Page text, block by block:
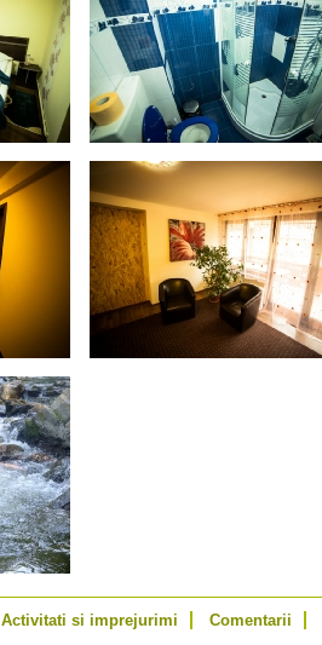
Activitati si imprejurimi Comentarii